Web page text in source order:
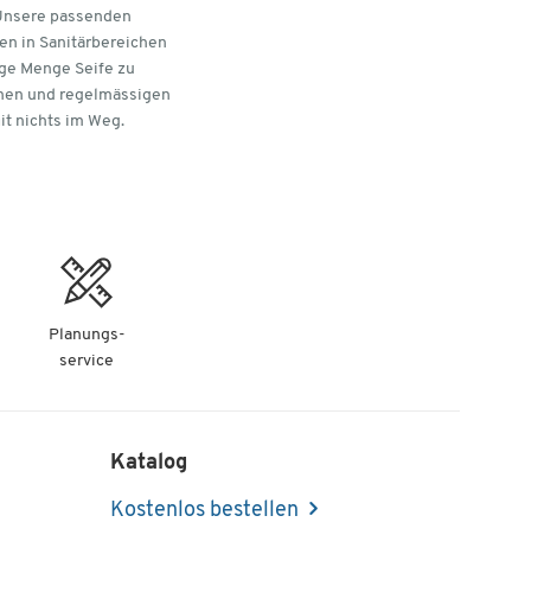
passenden
in Sanitärbereichen
Menge Seife zu
und regelmässigen
nichts im Weg.
Planungs-
service
Katalog
Kostenlos bestellen